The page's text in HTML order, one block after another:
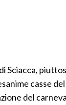
Sciacca,
casse
del